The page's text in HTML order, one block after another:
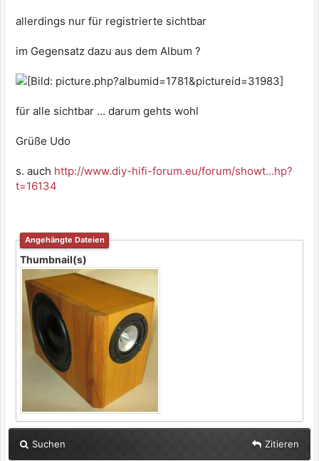
allerdings nur für registrierte sichtbar
im Gegensatz dazu aus dem Album ?
für alle sichtbar ... darum gehts wohl
Grüße Udo
s. auch http://www.diy-hifi-forum.eu/forum/showt...hp?
t=16134
Angehängte Dateien
Thumbnail(s)
Suchen Zitieren